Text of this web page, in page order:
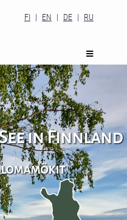
FI | EN | DE | RU
in Finnland